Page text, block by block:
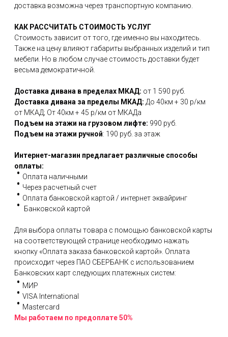
доставка возможна через транспортную компанию.
КАК РАССЧИТАТЬ СТОИМОСТЬ УСЛУГ
Стоимость зависит от того, где именно вы находитесь.
Также на цену влияют габариты выбранных изделий и тип
мебели. Но в любом случае стоимость доставки будет
весьма демократичной.
Доставка дивана в пределах МКАД: от 1 590 руб.
Доставка дивана за пределы МКАД: До 40км + 30 р/км
от МКАД; От 40км + 45 р/км от МКАДа
Подъем на этажи на грузовом лифте: 990 руб.
Подъем на этажи ручной: 190 руб. за этаж
Интернет-магазин предлагает различные способы
оплаты:
Оплата наличными
Через расчетный счет
Оплата банковской картой / интернет эквайринг
Банковской картой
Для выбора оплаты товара с помощью банковской карты
на соответствующей странице необходимо нажать
кнопку «Оплата заказа банковской картой». Оплата
происходит через ПАО СБЕРБАНК с использованием
Банковских карт следующих платежных систем:
МИР
VISA International
Mastercard
Мы работаем по предоплате 50%